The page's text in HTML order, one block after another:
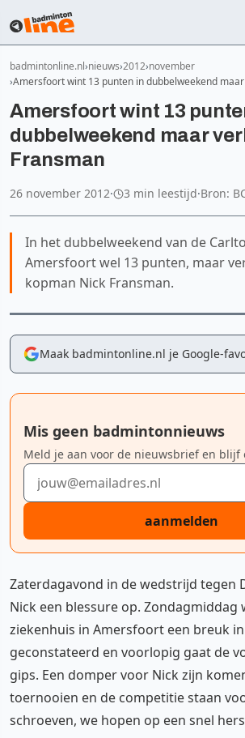
badmintonline.nl nieuws 2012 november
Amersfoort wint 13 punten in dubbelweekend
Amersfoort wint 13
dubbelweekend maar
Fransman
26 november 2012· 3 min leestijd·Bron:
In het dubbelweekend van de
Amersfoort wel 13 punten, maar
kopman Nick Fransman.
Maak badmintonline.nl je Google-
Mis geen badmintonnieuws
Meld je aan voor de nieuwsbrief en blijf
E-mailadres
aanmelden
Zaterdagavond in de wedstrijd tegen
Nick een blessure op. Zondagmiddag
ziekenhuis in Amersfoort een breuk
geconstateerd en voorlopig gaat de
gips. Een domper voor Nick zijn
toernooien en de competitie staan
schroeven, we hopen op een snel